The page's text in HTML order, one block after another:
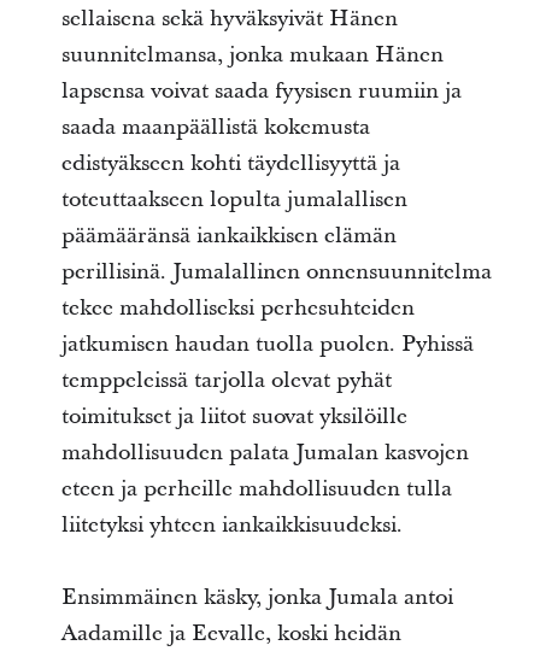
sellaisena sekä hyväksyivät Hänen
suunnitelmansa, jonka mukaan Hänen
lapsensa voivat saada fyysisen ruumiin ja
saada maanpäällistä kokemusta
edistyäkseen kohti täydellisyyttä ja
toteuttaakseen lopulta jumalallisen
päämääränsä iankaikkisen elämän
perillisinä. Jumalallinen onnensuunnitelma
tekee mahdolliseksi perhesuhteiden
jatkumisen haudan tuolla puolen. Pyhissä
temppeleissä tarjolla olevat pyhät
toimitukset ja liitot suovat yksilöille
mahdollisuuden palata Jumalan kasvojen
eteen ja perheille mahdollisuuden tulla
liitetyksi yhteen iankaikkisuudeksi.
Ensimmäinen käsky, jonka Jumala antoi
Aadamille ja Eevalle, koski heidän